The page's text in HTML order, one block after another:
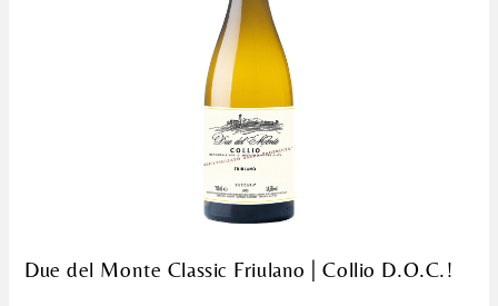
Due del Monte Classic Friulano | Collio D.O.C.!